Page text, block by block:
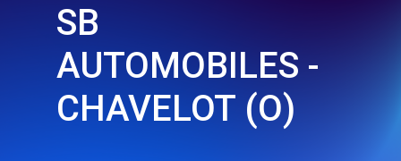
SB
AUTOMOBILES -
CHAVELOT (O)